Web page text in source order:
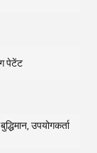
पेटेंट
उपयोगकर्ता